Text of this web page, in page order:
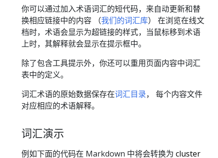
你可以通过加入术语词汇的短代码，来自动更新和替
换相应链接中的内容 （我们的词汇库） 在浏览在线文
档时，术语会显示为超链接的样式，当鼠标移到术语
上时，其解释就会显示在提示框中。
除了包含工具提示外，你还可以重用页面内容中词汇
表中的定义。
词汇术语的原始数据保存在词汇目录， 每个内容文件
对应相应的术语解释。
词汇演示
例如下面的代码在 Markdown 中将会转换为 cluster